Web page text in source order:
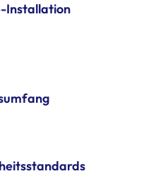
Installation